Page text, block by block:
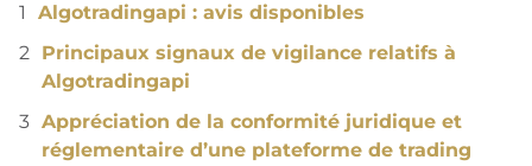
Algotradingapi : avis disponibles
Principaux signaux de vigilance relatifs à
Algotradingapi
Appréciation de la conformité juridique et
réglementaire d’une plateforme de trading